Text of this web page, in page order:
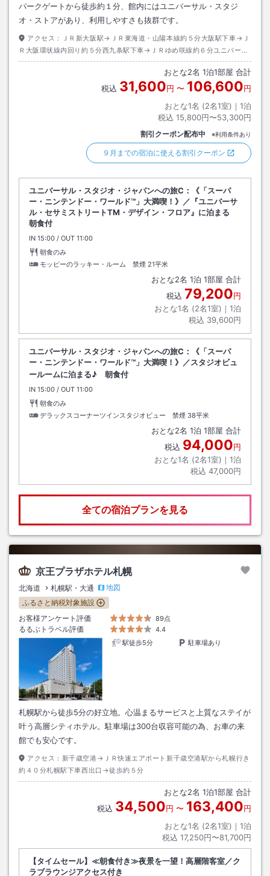
パークゲートから徒歩約１分、館内にはユニバーサル・スタジ
オ・ストアがあり、利用しやすさも抜群です。
アクセス：
ＪＲ新大阪駅→ＪＲ東海道・山陽本線約５分大阪駅下車→Ｊ
Ｒ大阪環状線内回り約５分西九条駅下車→ＪＲゆめ咲線約６分ユニバーサ
ルシティ駅下車→徒歩約２分
おとな2名 1泊1部屋 合計
税込 31,600円 〜 106,600円
おとな1名 (2名1室)｜ 1泊
税込 15,800円〜53,300円
割引クーポン配布中 ※利用条件あり
９月までの宿泊に使える割引クーポン
ユニバーサル・スタジオ・ジャパンへの旅C：《「スーパ
ー・ニンテンドー・ワールド™」大満喫！》／『ユニバーサ
ル・セサミストリートTM・デザイン・フロア』に泊まる
朝食付
IN チェックイン
15:00 / OUT チェックアウト
11:00
朝食のみ
モッピーのラッキー・ルーム 禁煙 21平米
おとな2名 1泊 1部屋 合計
税込 79,200円
おとな1名 (2名1室)｜ 1泊
税込 39,600円
ユニバーサル・スタジオ・ジャパンへの旅C：《「スーパ
ー・ニンテンドー・ワールド™」大満喫！》／スタジオビュ
ールームに泊まる♪ 朝食付
IN チェックイン
15:00 / OUT チェックアウト
11:00
朝食のみ
デラックスコーナーツインスタジオビュー 禁煙 38平米
おとな2名 1泊 1部屋 合計
税込 94,000円
おとな1名 (2名1室)｜ 1泊
税込 47,000円
全ての宿泊プランを見る
京王プラザホテル札幌
北海道 札幌駅・大通
地図
ふるさと納税対象施設
お客様アンケート評価
89点
るるぶトラベル評価
4.4
駅徒歩5分
駐車場あり
札幌駅から徒歩5分の好立地。心温まるサービスと上質なステイが
叶う高層シティホテル。駐車場は300台収容可能の為、お車の来
館でも安心です。
アクセス： 新千歳空港→ＪＲ快速エアポート新千歳空港駅から札幌行き
約４０分札幌駅下車西出口→徒歩約５分
おとな2名 1泊1部屋 合計
税込 34,500円 〜 163,400円
おとな1名 (2名1室)｜ 1泊
税込 17,250円〜81,700円
【タイムセール】≪朝食付き≫夜景を一望！高層階客室／ク
ラブラウンジアクセス付き